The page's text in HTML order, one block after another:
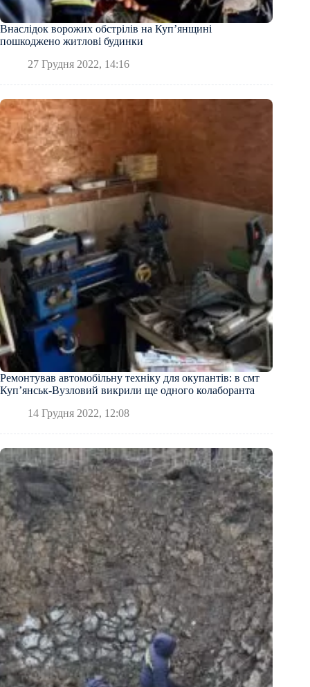
Внаслідок ворожих обстрілів на Куп’янщині
пошкоджено житлові будинки
27 Грудня 2022, 14:16
Ремонтував автомобільну техніку для окупантів: в смт
Куп’янськ-Вузловий викрили ще одного колаборанта
14 Грудня 2022, 12:08